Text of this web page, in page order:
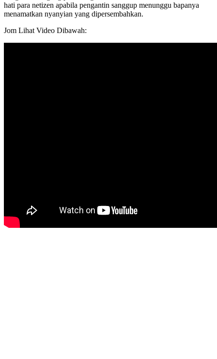
hati para netizen apabila pengantin sanggup menunggu bapanya
menamatkan nyanyian yang dipersembahkan.
Jom Lihat Video Dibawah: